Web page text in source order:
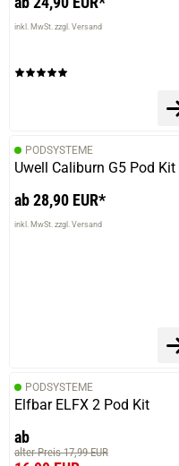
inkl. MwSt. zzgl. Versand
PODSYSTEME
Uwell Caliburn G5 Pod Kit
ab 28,90 EUR*
inkl. MwSt. zzgl. Versand
PODSYSTEME
Elfbar ELFX 2 Pod Kit
ab
alter Preis 17,99 EUR